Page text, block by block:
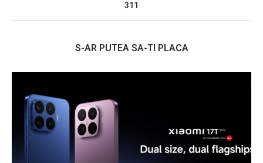
311
S-AR PUTEA SA-TI PLACA